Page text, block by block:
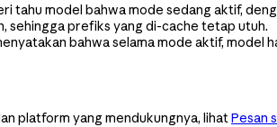
tahu model bahwa mode sedang aktif,
sehingga prefiks yang di-cache tetap utuh.
bahwa selama mode aktif,
platform yang mendukungnya, lihatPesan